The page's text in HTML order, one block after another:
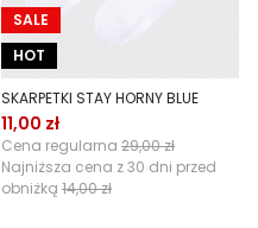
SALE
HOT
SKARPETKI STAY HORNY BLUE
11,00 zł
Cena regularna 29,00 zł
Najniższa cena z 30 dni przed
obniżką 14,00 zł